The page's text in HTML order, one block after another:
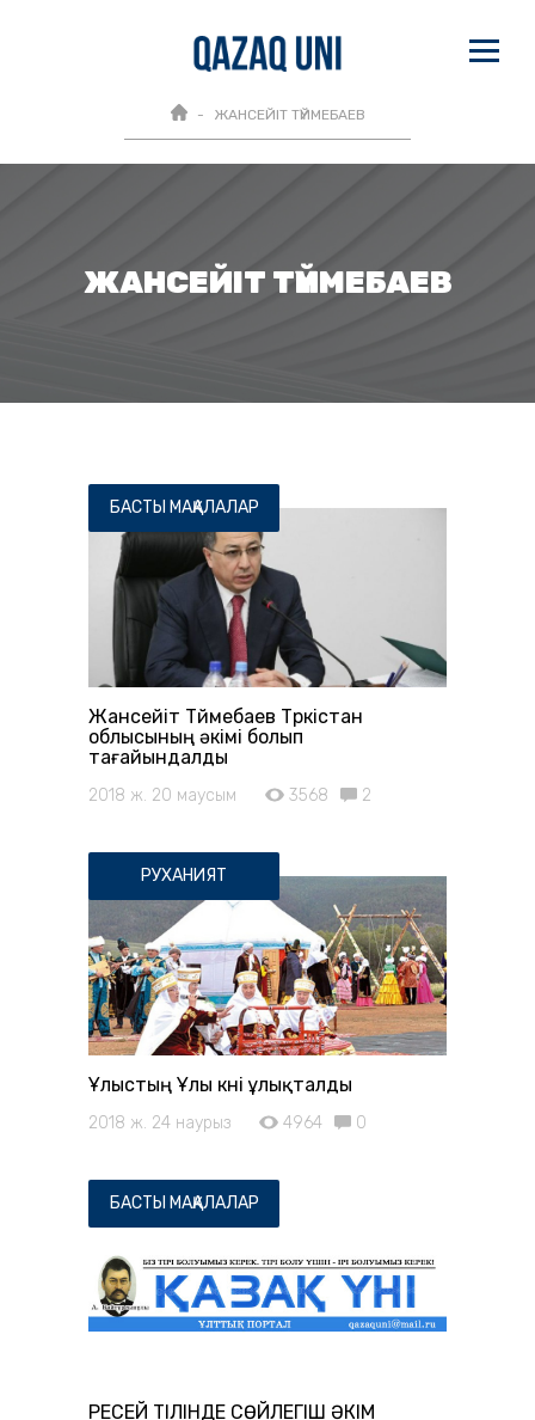
ЖАНСЕЙІТ ТҮЙМЕБАЕВ
ЖАНСЕЙІТ ТҮЙМЕБАЕВ
БАСТЫ МАҚАЛАЛАР
Жансейіт Түймебаев Түркістан
облысының әкімі болып
тағайындалды
2018 ж. 20 маусым 3568 2
РУХАНИЯТ
Ұлыстың Ұлы күні ұлықталды
2018 ж. 24 наурыз 4964 0
БАСТЫ МАҚАЛАЛАР
РЕСЕЙ ТІЛІНДЕ СӨЙЛЕГІШ ӘКІМ